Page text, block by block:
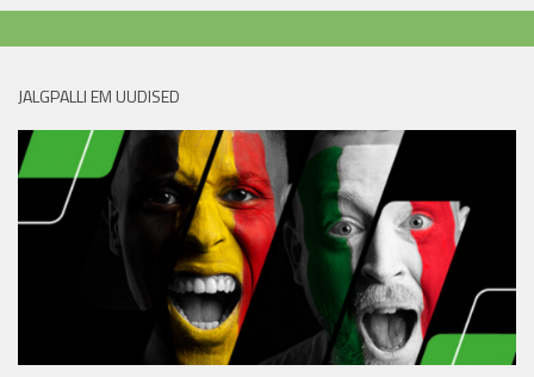
JALGPALLI EM UUDISED